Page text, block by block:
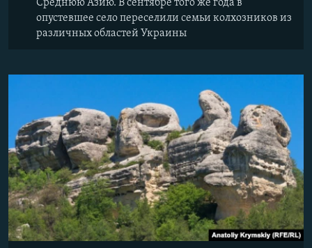
Среднюю Азию. В сентябре того же года в
опустевшее село переселили семьи колхозников из
различных областей Украины